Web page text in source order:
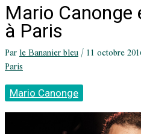
Mario Canonge
à Paris
Parle Bananier bleu/11 octobre
Paris
Mario Canonge